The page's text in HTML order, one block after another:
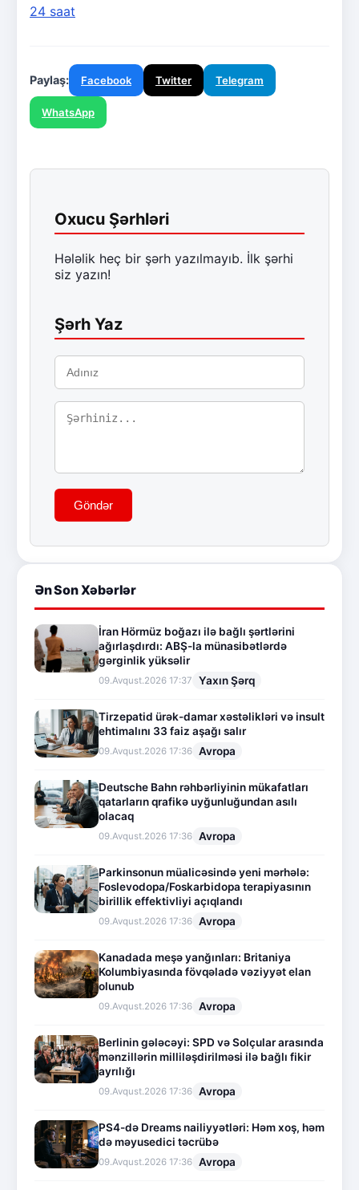
24 saat
Paylaş: Facebook Twitter Telegram
WhatsApp
Oxucu Şərhləri
Hələlik heç bir şərh yazılmayıb. İlk şərhi
siz yazın!
Şərh Yaz
Göndər
Ən Son Xəbərlər
İran Hörmüz boğazı ilə bağlı şərtlərini
ağırlaşdırdı: ABŞ-la münasibətlərdə
gərginlik yüksəlir
09.Avqust.2026 17:37 Yaxın Şərq
Tirzepatid ürək-damar xəstəlikləri və insult
ehtimalını 33 faiz aşağı salır
09.Avqust.2026 17:36 Avropa
Deutsche Bahn rəhbərliyinin mükafatları
qatarların qrafikə uyğunluğundan asılı
olacaq
09.Avqust.2026 17:36 Avropa
Parkinsonun müalicəsində yeni mərhələ:
Foslevodopa/Foskarbidopa terapiyasının
birillik effektivliyi açıqlandı
09.Avqust.2026 17:36 Avropa
Kanadada meşə yanğınları: Britaniya
Kolumbiyasında fövqəladə vəziyyət elan
olunub
09.Avqust.2026 17:36 Avropa
Berlinin gələcəyi: SPD və Solçular arasında
mənzillərin milliləşdirilməsi ilə bağlı fikir
ayrılığı
09.Avqust.2026 17:36 Avropa
PS4-də Dreams nailiyyətləri: Həm xoş, həm
də məyusedici təcrübə
09.Avqust.2026 17:36 Avropa